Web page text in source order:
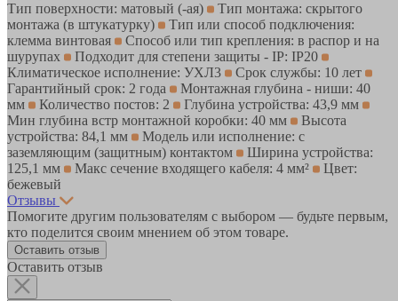
Тип поверхности: матовый (-ая)
Тип монтажа: скрытого
монтажа (в штукатурку)
Тип или способ подключения:
клемма винтовая
Способ или тип крепления: в распор и на
шурупах
Подходит для степени защиты - IP: IP20
Климатическое исполнение: УХЛ3
Срок службы: 10 лет
Гарантийный срок: 2 года
Монтажная глубина - ниши: 40
мм
Количество постов: 2
Глубина устройства: 43,9 мм
Мин глубина встр монтажной коробки: 40 мм
Высота
устройства: 84,1 мм
Модель или исполнение: с
заземляющим (защитным) контактом
Ширина устройства:
125,1 мм
Макс сечение входящего кабеля: 4 мм²
Цвет:
бежевый
Отзывы
Помогите другим пользователям с выбором — будьте первым,
кто поделится своим мнением об этом товаре.
Оставить отзыв
Оставить отзыв